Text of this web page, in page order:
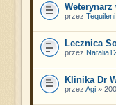
przez Tequileni
Lecznica
przez
Klinika Dr
przez Agi»